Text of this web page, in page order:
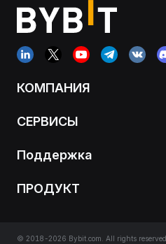
КОМПАНИЯ
СЕРВИСЫ
Поддержка
ПРОДУКТ
© 2018-2026 Bybit.com. All rights reserved.